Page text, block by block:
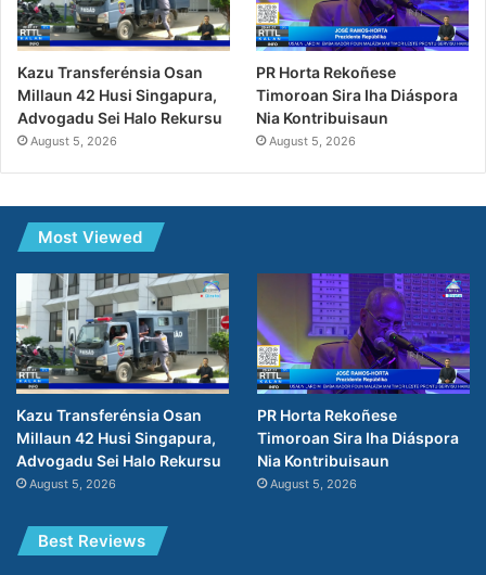
Kazu Transferénsia Osan
Millaun 42 Husi Singapura,
Advogadu Sei Halo Rekursu
August 5, 2026
PR Horta Rekoñese
Timoroan Sira Iha Diáspora
Nia Kontribuisaun
August 5, 2026
Most Viewed
Kazu Transferénsia Osan
Millaun 42 Husi Singapura,
Advogadu Sei Halo Rekursu
August 5, 2026
PR Horta Rekoñese
Timoroan Sira Iha Diáspora
Nia Kontribuisaun
August 5, 2026
Best Reviews